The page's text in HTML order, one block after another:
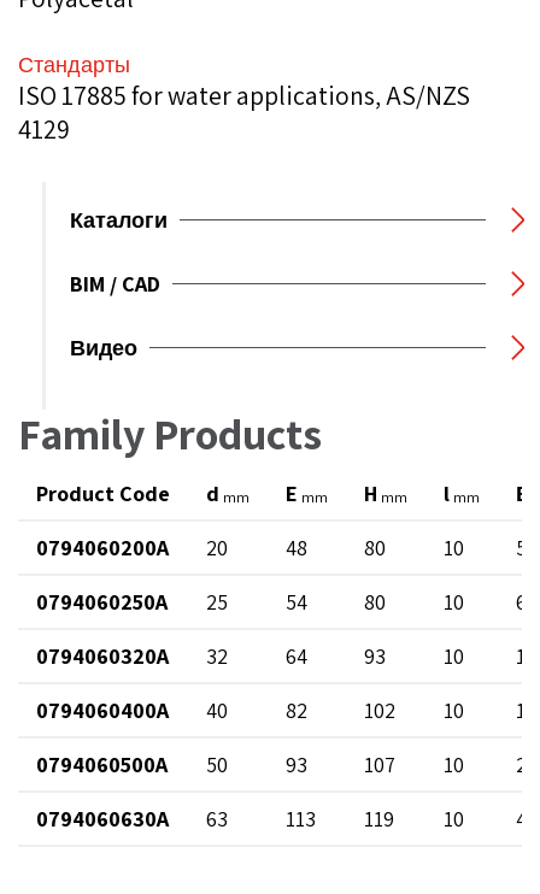
Стандарты
ISO 17885 for water applications, AS/NZS
4129
Каталоги
BIM / CAD
Видео
Family Products
Product Code d mm E mm H mm l mm
0794060200A
20 48 80 10
50
0794060250A
25 54 80 10
61
0794060320A
32 64 93 10
0794060400A
40 82 102 10
0794060500A
50 93 107 10
0794060630A
63 113 119 10